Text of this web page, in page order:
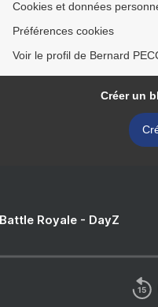
Cookies et données
Préférences cookies
Voir le profil de Bernard
Créer un
Royale - DayZ